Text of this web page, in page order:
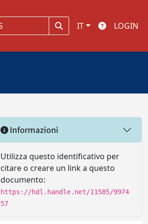
IT LOGIN
Informazioni
Utilizza questo identificativo per
citare o creare un link a questo
documento:
https://hdl.handle.net/11585/9974
57